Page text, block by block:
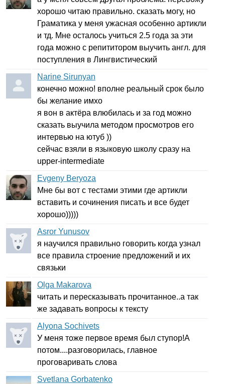
хорошо читаю правильно. сказать могу, но
Граматика у меня ужасная особенно артикли
и тд. Мне осталось учиться 2.5 года за эти
года можно с репититором выучить англ. для
поступления в Лингвистический
Narine Sirunyan
конечно можно! вполне реальный срок было
бы желание имхо
я вон в актёра влюбилась и за год можно
сказать выучила методом просмотров его
интервью на ютуб ))
сейчас взяли в языковую школу сразу на
upper-intermediate
Evgeny Beryoza
Мне бы вот с тестами этими где артикли
вставить и сочинения писать и все будет
хорошо)))))
Asror Yunusov
я научился правильно говорить когда узнал
все правила строение предложений и их
связьки
Olga Makarova
читать и пересказывать прочитанное..а так
же задавать вопросы к тексту
Alyona Sochivets
У меня тоже первое время был ступор!А
потом....разговорилась, главное
проговаривать слова
Svetlana Gorbatenko